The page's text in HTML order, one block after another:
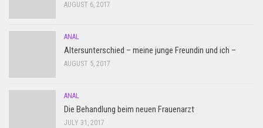
AUGUST 6, 2017
ANAL
Altersunterschied – meine junge Freundin und ich –
AUGUST 5, 2017
ANAL
Die Behandlung beim neuen Frauenarzt
JULY 31, 2017